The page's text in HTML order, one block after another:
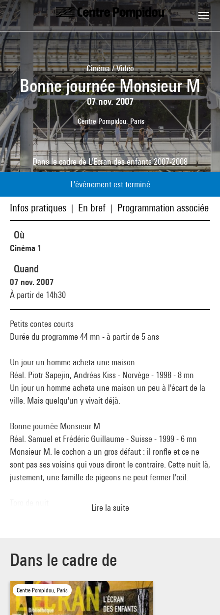
Aller au contenu principal
Centre Pompidou
Cinéma / Vidéo
Bonne journée Monsieur M
07 nov. 2007
Centre Pompidou, Paris
Dans le cadre deL'Ecran des enfants 2007-2008
L'événement est terminé
Infos pratiques En bref Programmation associée
Petits contes courts
Durée du programme 44 mn - à partir de 5 ans
Un jour un homme acheta une maison
Réal. Piotr Sapejin, Andréas Kiss - Norvège - 1998 - 8 mn
Un jour un homme acheta une maison un peu à l'écart de la
ville. Mais quelqu'un y vivait déjà.
Bonne journée Monsieur M
Réal. Samuel et Frédéric Guillaume - Suisse - 1999 - 6 mn
Monsieur M. le cochon a un gros défaut : il ronfle et ce ne
sont pas ses voisins qui vous diront le contraire. Cette nuit là,
justement, une famille de pigeons ne peut fermer l'œil.
Haut pays des neiges
Réal. Bernard Palacios - France - 1990 - 10 mn
Dans les montagnes tibétaines, une expédition chinoise
cherche à capturer « la créature des neiges ».
Lire la suite
Où
Cinéma 1
Quand
07 nov. 2007
À partir de 14h30
Dans le cadre de
Centre Pompidou, Paris